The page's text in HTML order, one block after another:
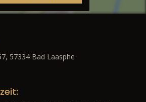
57334 Bad Laasphe